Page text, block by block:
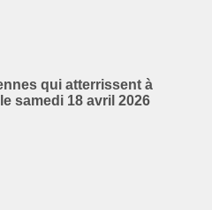
qui atterrissent à
samedi 18 avril 2026